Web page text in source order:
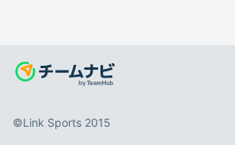
©️Link Sports 2015